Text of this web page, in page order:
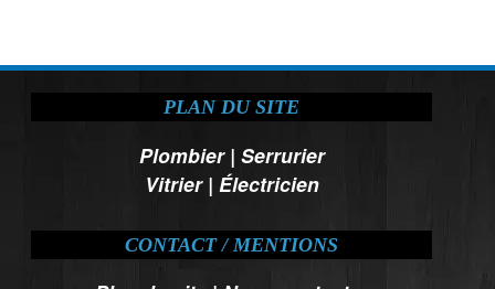
PLAN DU SITE
Plombier| Serrurier
Vitrier| Électricien
CONTACT / MENTIONS